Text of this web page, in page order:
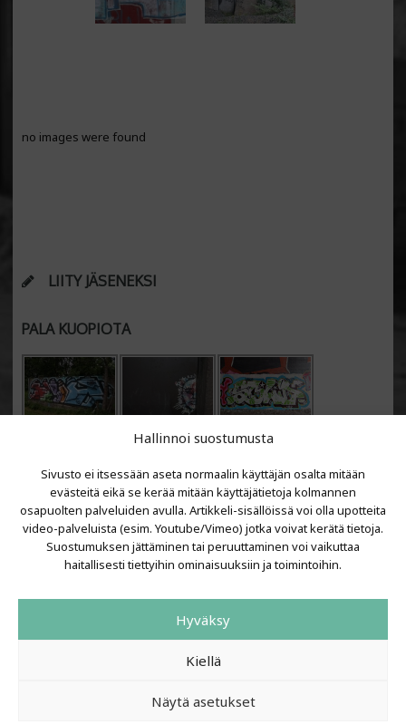
Hallinnoi suostumusta
Sivusto ei itsessään aseta normaalin käyttäjän osalta mitään
evästeitä eikä se kerää mitään käyttäjätietoja kolmannen
osapuolten palveluiden avulla. Artikkeli-sisällöissä voi olla upotteita
video-palveluista (esim. Youtube/Vimeo) jotka voivat kerätä tietoja.
Suostumuksen jättäminen tai peruuttaminen voi vaikuttaa
haitallisesti tiettyihin ominaisuuksiin ja toimintoihin.
Hyväksy
Kiellä
Näytä asetukset
no images were found
LIITY JÄSENEKSI
PALA KUOPIOTA
VIIMEISIMMÄT ARTIKKELIT
LAINIT 2025: Tarhapäivä
Urbaani Zine